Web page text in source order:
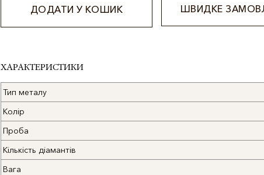
ДОДАТИ У КОШИК ШВИДКЕ
ХАРАКТЕРИСТИКИ
Тип металу
Колір
Проба
Кількість діамантів
Вага